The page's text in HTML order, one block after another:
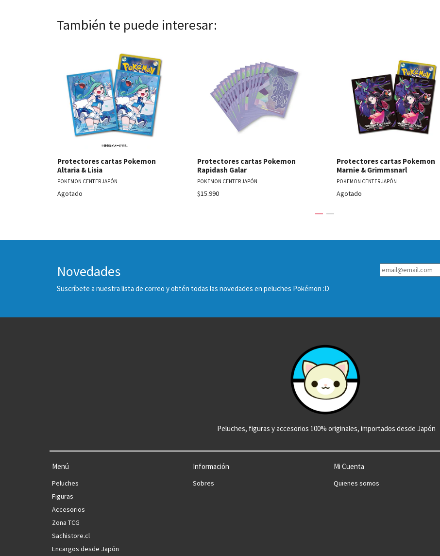
También te puede interesar:
Ver detalles
Protectores cartas Pokemon
Altaria & Lisia
POKEMON CENTER JAPÓN
Agotado
Ver detalles
Protectores cartas Pokemon
Rapidash Galar
POKEMON CENTER JAPÓN
$15.990
Ver detalles
Protectores cartas Pokemon
Marnie & Grimmsnarl
POKEMON CENTER JAPÓN
Agotado
Novedades
Suscríbete a nuestra lista de correo y obtén todas las novedades en peluches Pokémon :D
Peluches, figuras y accesorios 100% originales, importados desde Japón
Menú
Peluches
Figuras
Accesorios
Zona TCG
Sachistore.cl
Encargos desde Japón
Información
Sobres
Mi Cuenta
Quienes somos